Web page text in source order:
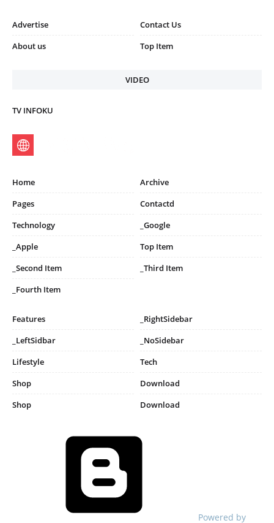
Advertise
Contact Us
About us
Top Item
VIDEO
TV INFOKU
Home
Archive
Pages
Contactd
Technology
_Google
_Apple
Top Item
_Second Item
_Third Item
_Fourth Item
Features
_RightSidebar
_LeftSidbar
_NoSidebar
Lifestyle
Tech
Shop
Download
Shop
Download
Powered by